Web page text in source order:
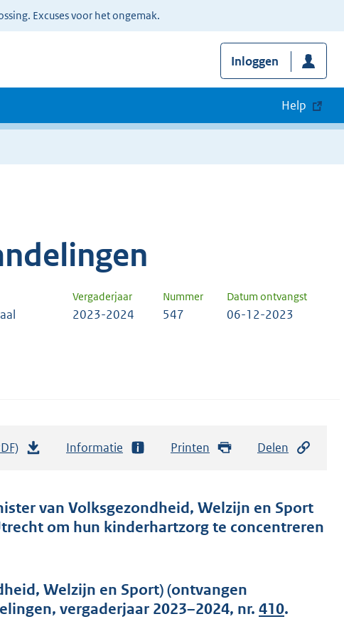
Excuses voor het ongemak.
Inloggen
Help
Vergaderjaar Nummer Datum ontvangst
2023-2024 547 06-12-2023
t
a
s
Informatie Printen Delen
van Volksgezondheid, Welzijn en Sport
om hun kinderhartzorg te concentreren
Welzijn en Sport) (ontvangen
vergaderjaar 2023–2024, nr. 410.